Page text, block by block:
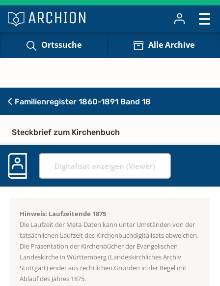
Ortssuche Alle Archive
Familienregister 1860-1891 Band 18
Steckbrief zum Kirchenbuch
Digitalisat anzeigen (Viewer)
Hinweis: Laufzeitende 1875
Die Laufzeit der Meta-Daten kann unter Umständen von der
tatsächlichen Laufzeit des Kirchenbuchdigitalisats abweichen.
Die Präsentation der Kirchenbücher der Evangelischen
Landeskirche in Württemberg (Landeskirchliches Archiv
Stuttgart) endet aus rechtlichen Gründen in der Regel mit
Ablauf des Jahres 1875.